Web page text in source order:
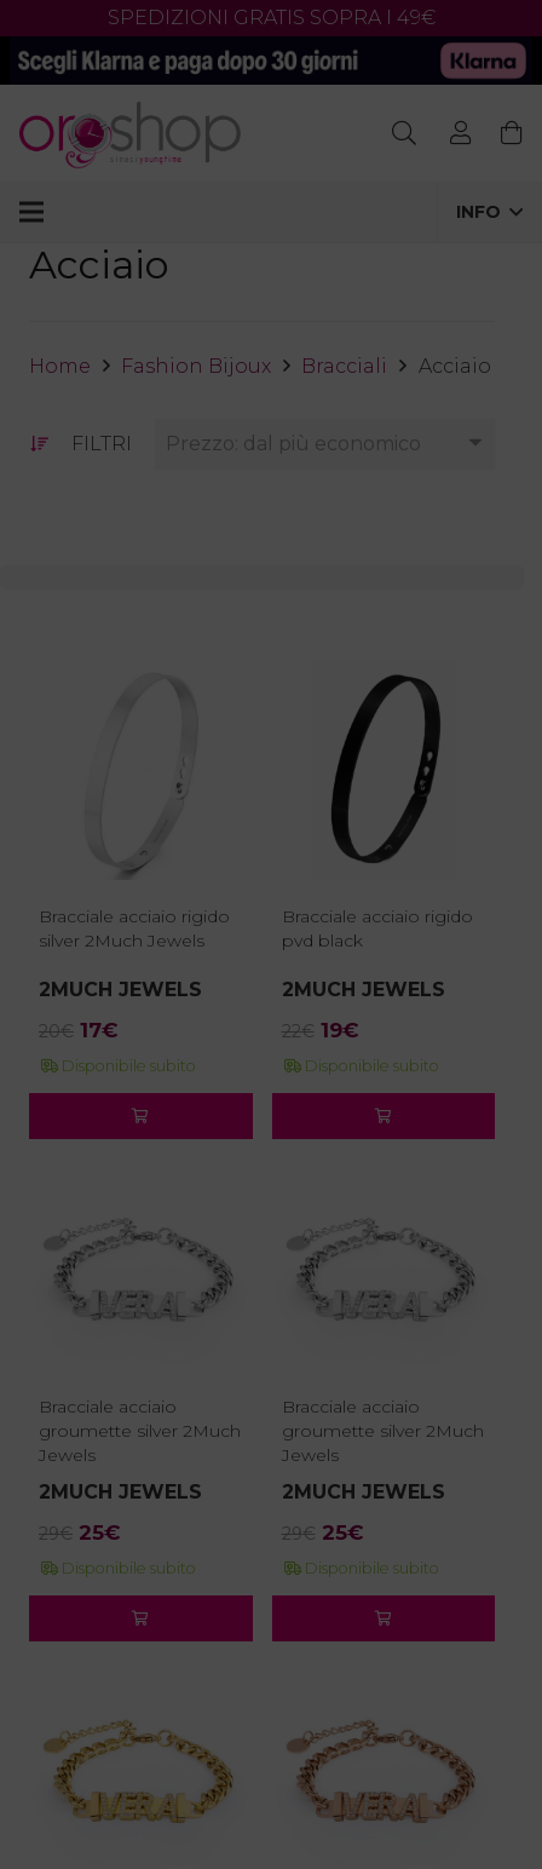
SPEDIZIONI GRATIS SOPRA I 49€
Products
search
INFO
Acciaio
Home Fashion Bijoux Bracciali Acciaio
FILTRI
Bracciale acciaio rigido
silver 2Much Jewels
2MUCH JEWELS
20€ Il
prezzo
20€.
17€
prezzo
è:
17€.
Disponibile subito
Bracciale acciaio rigido
pvd black
2MUCH JEWELS
22€ Il
prezzo
22€.
19€Il
prezzo
è:
19€.
Disponibile subito
Bracciale acciaio
groumette silver 2Much
Jewels
2MUCH JEWELS
29€ Il
prezzo
29€.
25€
prezzo
è:
25€.
Disponibile subito
Bracciale acciaio
groumette silver 2Much
Jewels
2MUCH JEWELS
29€ Il
prezzo
29€.
25€Il
prezzo
è:
25€.
Disponibile subito